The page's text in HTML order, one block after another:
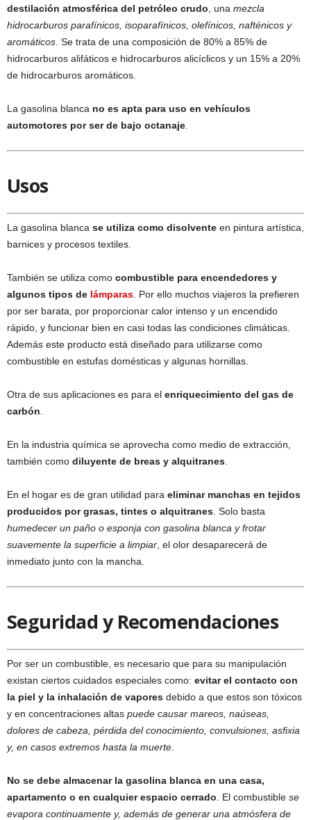
destilación atmosférica del petróleo crudo , una mezcla
hidrocarburos parafínicos, isoparafínicos, olefínicos, nafténicos y
aromáticos . Se trata de una composición de 80% a 85% de
hidrocarburos alifáticos e hidrocarburos alicíclicos y un 15% a 20%
de hidrocarburos aromáticos.
La gasolina blanca no es apta para uso en vehículos
automotores por ser de bajo octanaje
Usos
La gasolina blanca se utiliza como disolvente en pintura artística,
barnices y procesos textiles.
También se utiliza como combustible para encendedores y
algunos tipos de lámparas . Por ello muchos viajeros la prefieren
por ser barata, por proporcionar calor intenso y un encendido
rápido, y funcionar bien en casi todas las condiciones climáticas.
Además este producto está diseñado para utilizarse como
combustible en estufas domésticas y algunas hornillas.
Otra de sus aplicaciones es para el enriquecimiento del gas de
carbón
En la industria química se aprovecha como medio de extracción,
también como diluyente de breas y alquitranes
En el hogar es de gran utilidad para eliminar manchas en tejidos
producidos por grasas, tintes o alquitranes . Solo basta
humedecer un paño o esponja con gasolina blanca y frotar
suavemente la superficie a limpiar , el olor desaparecerá de
inmediato junto con la mancha.
Seguridad y Recomendaciones
Por ser un combustible, es necesario que para su manipulación
existan ciertos cuidados especiales como: evitar el contacto con
la piel y la inhalación de vapores debido a que estos son tóxicos
y en concentraciones altas puede causar mareos, naúseas,
dolores de cabeza, pérdida del conocimiento, convulsiones, asfixia
y, en casos extremos hasta la muerte
No se debe almacenar la gasolina blanca en una casa,
apartamento o en cualquier espacio cerrado . El combustible se
evapora continuamente y, además de generar una atmósfera de